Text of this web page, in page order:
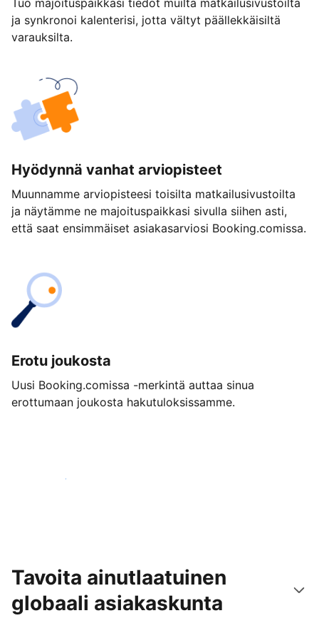
Tuo majoituspaikkasi tiedot muilta matkailusivustoilta
ja synkronoi kalenterisi, jotta vältyt päällekkäisiltä
varauksilta.
Hyödynnä vanhat arviopisteet
Muunnamme arviopisteesi toisilta matkailusivustoilta
ja näytämme ne majoituspaikkasi sivulla siihen asti,
että saat ensimmäiset asiakasarviosi Booking.comissa.
Erotu joukosta
Uusi Booking.comissa -merkintä auttaa sinua
erottumaan joukosta hakutuloksissamme.
Aloita jo tänään
Tavoita ainutlaatuinen
globaali asiakaskunta